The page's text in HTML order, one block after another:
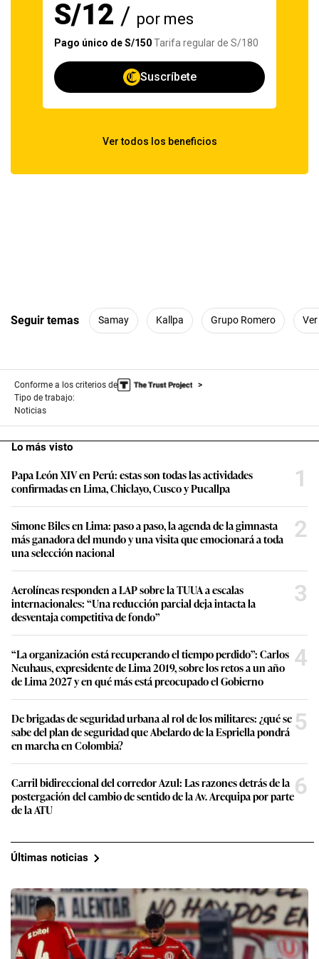
Seguir temas Samay Kallpa Grupo Romero
Conforme a los criterios de
Tipo de trabajo:
Noticias
Lo más visto
Papa León XIV en Perú: estas son todas las actividades
confirmadas en Lima, Chiclayo, Cusco y Pucallpa
1
Simone Biles en Lima: paso a paso, la agenda de la gimnasta
más ganadora del mundo y una visita que emocionará a toda
una selección nacional
2
Aerolíneas responden a LAP sobre la TUUA a escalas
internacionales: “Una reducción parcial deja intacta la
desventaja competitiva de fondo”
3
“La organización está recuperando el tiempo perdido”: Carlos
Neuhaus, expresidente de Lima 2019, sobre los retos a un año
de Lima 2027 y en qué más está preocupado el Gobierno
4
De brigadas de seguridad urbana al rol de los militares: ¿qué se
sabe del plan de seguridad que Abelardo de la Espriella pondrá
en marcha en Colombia?
5
Carril bidireccional del corredor Azul: Las razones detrás de la
postergación del cambio de sentido de la Av. Arequipa por parte
de la ATU
6
Últimas noticias